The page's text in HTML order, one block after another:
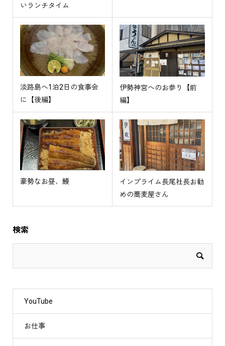
いランチタイム
淡路島へ1泊2日の食事会
に【後編】
伊勢神宮へのお参り【前
編】
豪勢なお昼、鰻
インプライム長尾社長お勧
めの蕎麦屋さん
検索
YouTube
お仕事